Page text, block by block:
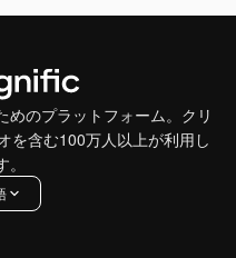
のプラットフォーム。クリ
を含む100万人以上が利用し